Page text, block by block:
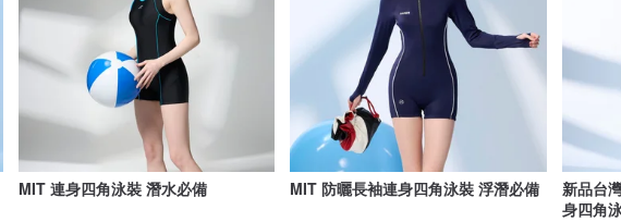
MIT 連身四角泳裝 潛水必備 MIT 防曬長袖連身四角泳裝 浮潛必備
新品台
身四角